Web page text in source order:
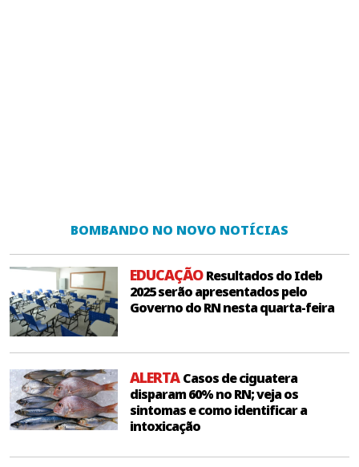
BOMBANDO NO NOVO NOTÍCIAS
EDUCAÇÃOResultados do Ideb
2025 serão apresentados pelo
Governo do RN nesta quarta-feira
ALERTACasos de ciguatera
disparam 60% no RN; veja os
sintomas e como identificar a
intoxicação